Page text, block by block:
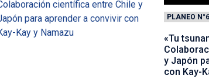
PLANEO
«Tu
y Japón
con Kay-